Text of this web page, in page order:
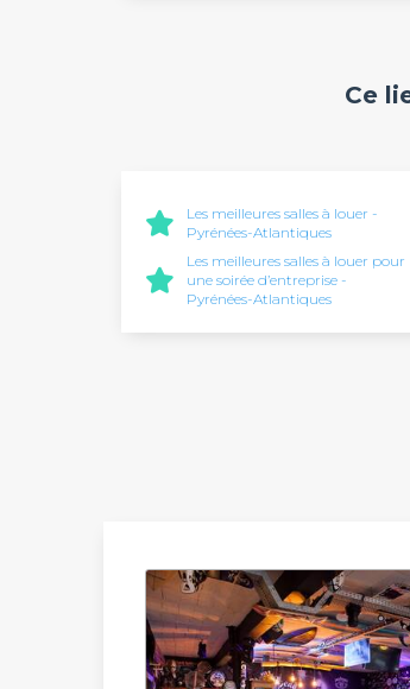
Ce
Les meilleures salles à louer -
Pyrénées-Atlantiques
Les meilleures salles à louer pour
une soirée d’entreprise -
Pyrénées-Atlantiques